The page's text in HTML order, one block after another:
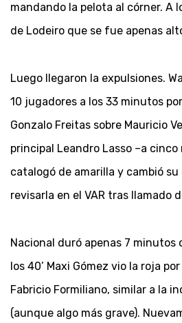
mandando la pelota al córner. A
de Lodeiro que se fue apenas
Luego llegaron la expulsiones.
10 jugadores a los 33 minutos
Gonzalo Freitas sobre Mauricio
principal Leandro Lasso –a
catalogó de amarilla y cambió
revisarla en el VAR tras llamado
Nacional duró apenas 7 minutos
los 40’ Maxi Gómez vio la roja
Fabricio Formiliano, similar a la
(aunque algo más grave).